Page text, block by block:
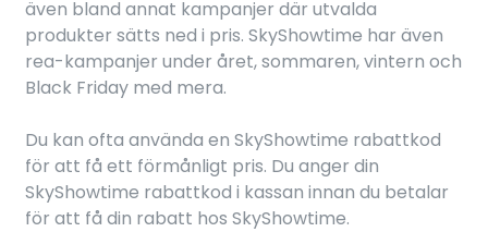
även bland annat kampanjer där utvalda
produkter sätts ned i pris. SkyShowtime har även
rea-kampanjer under året, sommaren, vintern och
Black Friday med mera.
Du kan ofta använda en SkyShowtime rabattkod
för att få ett förmånligt pris. Du anger din
SkyShowtime rabattkod i kassan innan du betalar
för att få din rabatt hos SkyShowtime.